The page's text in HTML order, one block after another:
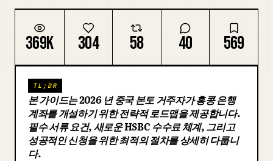
다운로드
블로그
업데이트
369K 304 58 40 569
TL;DR
본 가이드는 2026 년 중국 본토 거주자가 홍콩 은행
계좌를 개설하기 위한 전략적 로드맵을 제공합니다.
필수 서류 요건, 새로운 HSBC 수수료 체계, 그리고
성공적인 신청을 위한 최적의 절차를 상세히 다룹니
다.